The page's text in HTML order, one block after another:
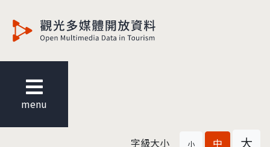
menu
字級大小 小 中 大